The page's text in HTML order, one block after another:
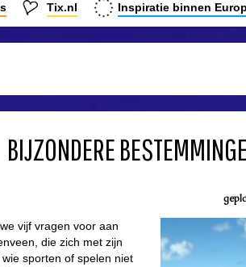
Tix.nl Inspiratie binnen
BIJZONDERE
vijf vragen voor aan
die zich met zijn
sporten of spelen niet